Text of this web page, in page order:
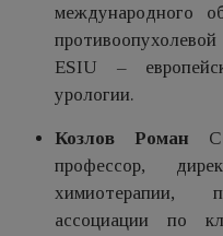
международного
ESIU –
урологии.
Козлов Роман
профессор,
химиотерапии,
ассоциации по